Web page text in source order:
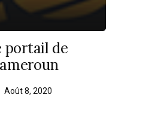
portail de
Août 8, 2020